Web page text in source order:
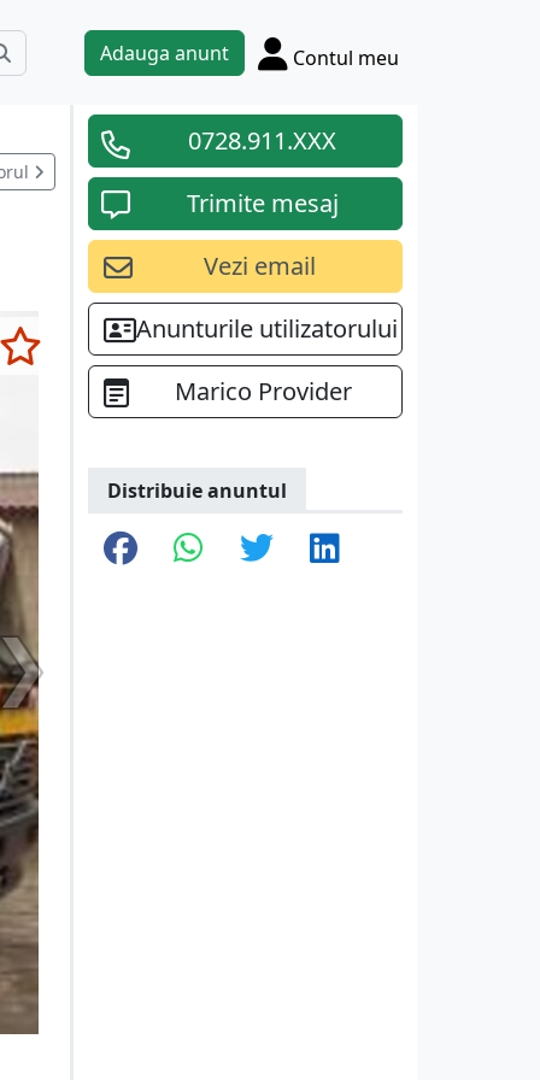
Adauga anunt Contul meu
0728.911.XXX
Trimite mesaj
Vezi email
Anunturile utilizatorului
Marico Provider
Distribuie anuntul